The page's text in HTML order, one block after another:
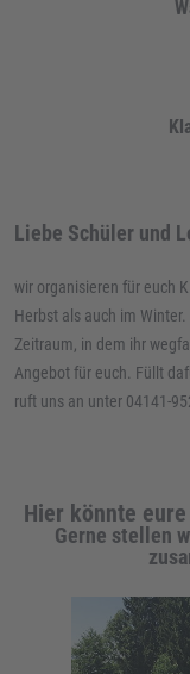
Liebe Schüler und
wir organisieren für euch
Herbst als auch im
Zeitraum, in dem ihr
Angebot für euch. Füllt
ruft uns an unter 04141-
Hier könnte
Gerne stellen